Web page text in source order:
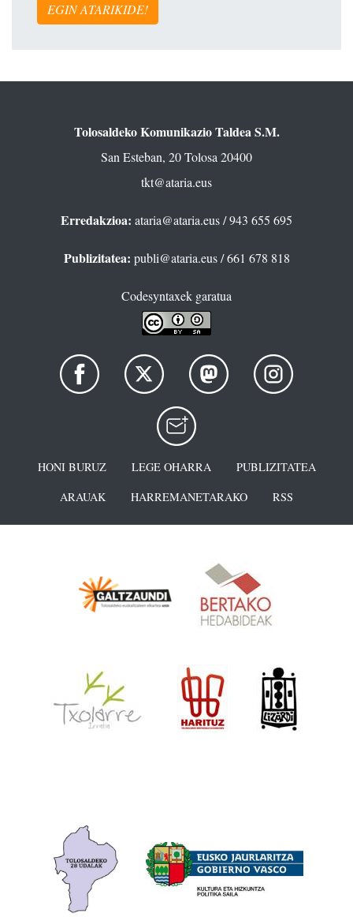
EGIN ATARIKIDE!
Tolosaldeko Komunikazio Taldea S.M.
San Esteban, 20 Tolosa 20400
tkt@ataria.eus
Erredakzioa: ataria@ataria.eus/ 943 655 695
Publizitatea: publi@ataria.eus/ 661 678 818
Codesyntaxek garatua
HONI BURUZ LEGE OHARRA
PUBLIZITATEA
ARAUAK
HARREMANETARAKO RSS